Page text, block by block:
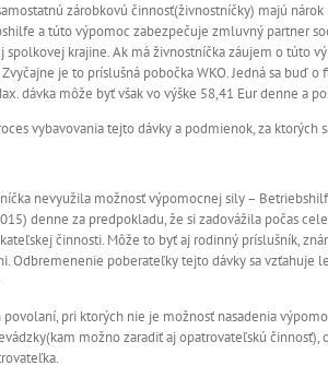
zárobkovú činnosť(živnostníčky) majú
a túto výpomoc zabezpečuje zmluvný partner
spolkovej krajine. Ak má živnostníčka záujem o túto
je to príslušná pobočka WKO. Jedná sa buď
dávka môže byť však vo výške 58,41 Eur denne a
vybavovania tejto dávky a podmienok, za ktorých
nevyužila možnosť výpomocnej sily –
denne za predpokladu, že si zadovážila počas
činnosti. Môže to byť aj rodinný príslušník,
Odbremenenie poberateľky tejto dávky sa vzťahuje
pri ktorých nie je možnosť nasadenia
možno zaradiť aj opatrovateľskú